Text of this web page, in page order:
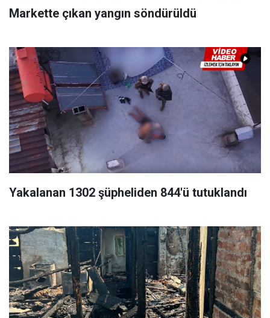
Markette çıkan yangın söndürüldü
Yakalanan 1302 şüpheliden 844'ü tutuklandı